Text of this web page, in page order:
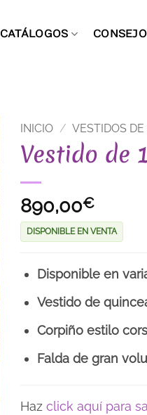
CATÁLOGOS
INICIO / VESTIDOS
Vestido de
890,00€
DISPONIBLE EN VENTA
Disponible en
Vestido de
Corpiño estilo
Falda de gran
Haz click aquí para